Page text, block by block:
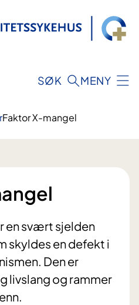
SØK MENY
Faktor X-mangel
en svært sjelden
skyldes en defekt i
Den er
livslang og rammer